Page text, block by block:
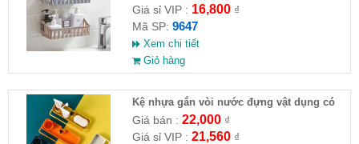
Giá sỉ VIP : 16,800₫
Mã SP: 9647
Xem chi tiết
Giỏ hàng
Kệ nhựa gắn vòi nước đựng vật dụng có
treo khăn 24.5x10.2cm
Giá bán : 22,000₫
Giá sỉ VIP : 21,560₫